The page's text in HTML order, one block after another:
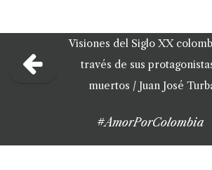
Visiones del Siglo XX
través de sus
muertos / Juan José
#AmorPorColombia